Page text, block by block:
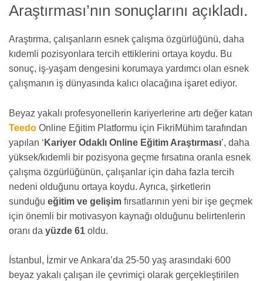
Araştırması’nın sonuçlarını açıkladı.
Araştırma, çalışanların esnek çalışma özgürlüğünü, daha
kıdemli pozisyonlara tercih ettiklerini ortaya koydu. Bu
sonuç, iş-yaşam dengesini korumaya yardımcı olan esnek
çalışmanın iş dünyasında kalıcı olacağına işaret ediyor.
Beyaz yakalı profesyonellerin kariyerlerine artı değer katan
Teedo Online Eğitim Platformu için FikriMühim tarafından
yapılan ‘ Kariyer Odaklı Online Eğitim Araştırması’, daha
yüksek/kıdemli bir pozisyona geçme fırsatına oranla esnek
çalışma özgürlüğünün, çalışanlar için daha fazla tercih
nedeni olduğunu ortaya koydu. Ayrıca, şirketlerin
sunduğu eğitim ve gelişim fırsatlarının yeni bir işe geçmek
için önemli bir motivasyon kaynağı olduğunu belirtenlerin
oranı da yüzde 61 oldu.
İstanbul, İzmir ve Ankara’da 25-50 yaş arasındaki 600
beyaz yakalı çalışan ile çevrimiçi olarak gerçekleştirilen